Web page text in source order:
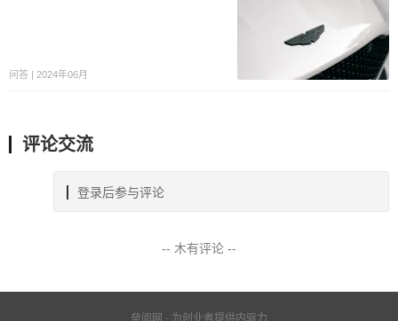
问答 | 2024年06月
评论交流
登录后参与评论
-- 木有评论 --
垒阅网 · 为创业者提供内驱力